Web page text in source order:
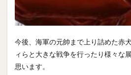
今後、海軍の元帥まで上り詰めた赤
ィらと大きな戦争を行ったり様々な
思います。